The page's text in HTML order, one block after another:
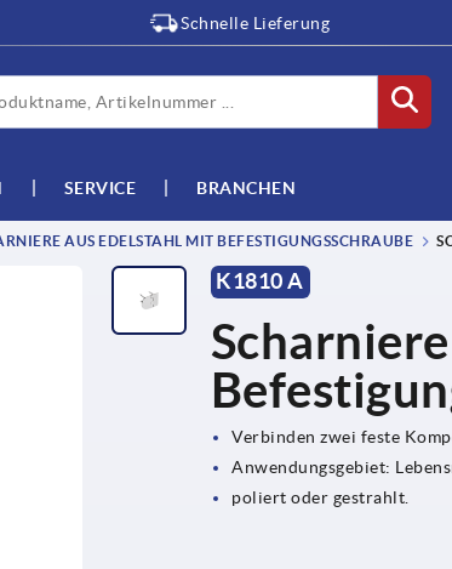
Schnelle Lieferung
SERVICE BRANCHEN
AUS EDELSTAHL MIT BEFESTIGUNGSSCHRAUBE
K1810 A
Verbinden zwei feste
Anwendungsgebiet:
poliert oder gestrahlt.